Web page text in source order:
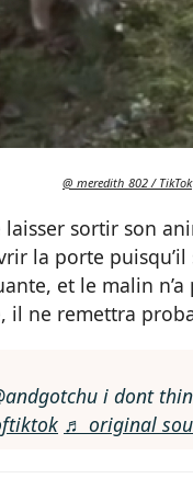
@_meredith_802 / TikTok
laisser sortir son
la porte
et le malin
il ne remettra
i dont
♬ original